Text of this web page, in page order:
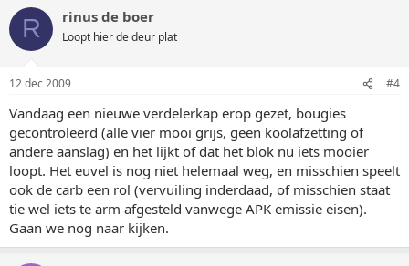
R rinus de boer
Loopt hier de deur plat
12 dec 2009 #4
Vandaag een nieuwe verdelerkap erop gezet, bougies
gecontroleerd (alle vier mooi grijs, geen koolafzetting of
andere aanslag) en het lijkt of dat het blok nu iets mooier
loopt. Het euvel is nog niet helemaal weg, en misschien speelt
ook de carb een rol (vervuiling inderdaad, of misschien staat
tie wel iets te arm afgesteld vanwege APK emissie eisen).
Gaan we nog naar kijken.